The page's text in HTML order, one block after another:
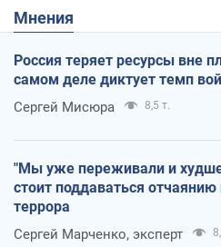
Мнения
Россия теряет ресурсы вне
самом деле диктует темп
Сергей Мисюра 8,5 т.
"Мы уже переживали и
стоит поддаваться отчаянию
террора
Сергей Марченко, эксперт